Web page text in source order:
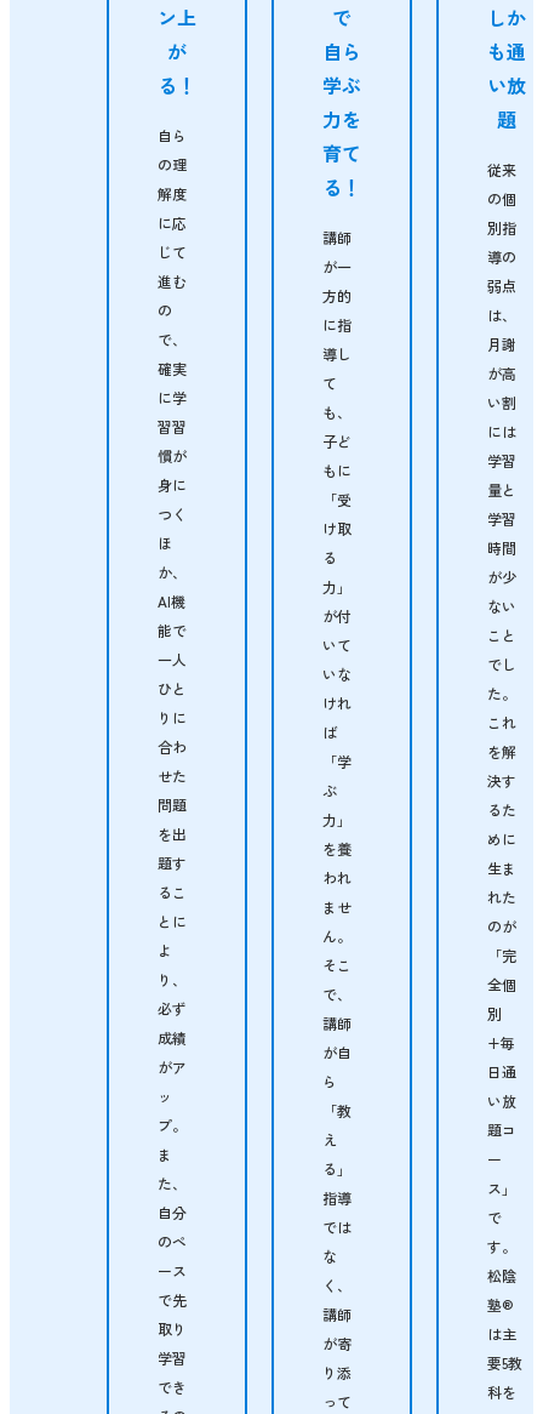
ン上
が
る！
自ら
の理
解度
に応
じて
進む
の
で、
確実
に学
習習
慣が
身に
つく
ほ
か、
AI機
能で
一人
ひと
りに
合わ
せた
問題
を出
題す
るこ
とに
よ
り、
必ず
成績
がア
ッ
プ。
ま
た、
自分
のペ
ース
で先
取り
学習
でき
で
自ら
学ぶ
力を
育て
る！
講師
が一
方的
に指
導し
て
も、
子ど
もに
「受
け取
る
力」
が付
いて
いな
けれ
ば
「学
ぶ
力」
を養
われ
ませ
ん。
そこ
で、
講師
が自
ら
「教
え
る」
指導
では
な
く、
講師
が寄
り添
って
しか
も通
い放
題
従来
の個
別指
導の
弱点
は、
月謝
が高
い割
には
学習
量と
学習
時間
が少
ない
こと
でし
た。
これ
を解
決す
るた
めに
生ま
れた
のが
「完
全個
別
+毎
日通
い放
題コ
ー
ス」
で
す。
松陰
塾®
は主
要5教
科を